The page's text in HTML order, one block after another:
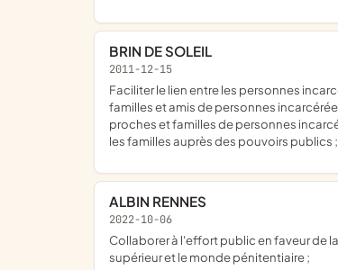
BRIN DE SOLEIL
2011-12-15
faciliter le lien entre les personnes incarcérées, leur famille et leurs proches, accueillir dans des lieux appropriés, au plus près des établissements pénitentiaires Rennais, les
familles et amis de personnes
proches et familles de personnes
les familles auprès des pouvoirs publics
ALBIN RENNES
2022-10-06
collaborer à l'effort public en faveur de la réinsertion sociale des personnes incarcérées, notamment par le développement de contacts entre les étudiants de l'enseignement
supérieur et le monde pénitentiaire ;